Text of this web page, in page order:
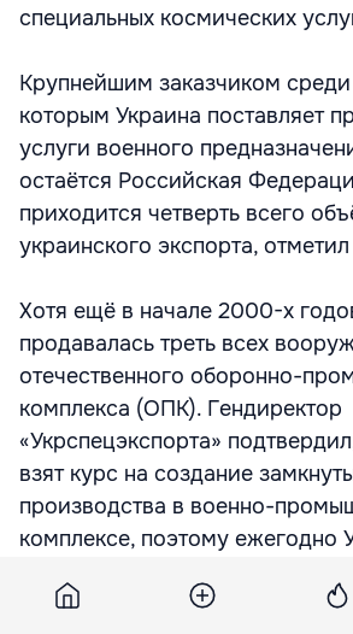
специальных космических
Крупнейшим заказчиком
которым Украина поставляет
услуги военного
остаётся Российская
приходится четверть всего
украинского экспорта,
Хотя ещё в начале 2000-х
продавалась треть всех
отечественного оборонно-
комплекса (ОПК). Гендиректор
«Укрспецэкспорта»
взят курс на создание
производства в военно-
комплексе, поэтому ежегодно